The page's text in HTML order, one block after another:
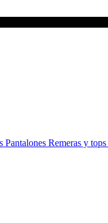
Pantalones Remeras y tops